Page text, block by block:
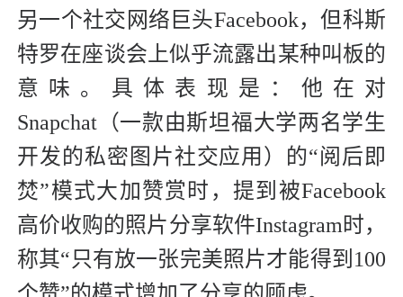
另一个社交网络巨头Facebook，但科斯
特罗在座谈会上似乎流露出某种叫板的
意味。具体表现是：他在对
Snapchat（一款由斯坦福大学两名学生
开发的私密图片社交应用）的“阅后即
焚”模式大加赞赏时，提到被Facebook
高价收购的照片分享软件Instagram时，
称其“只有放一张完美照片才能得到100